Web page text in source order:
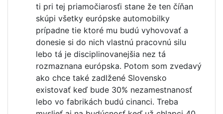
ti pri tej priamočiarosťi stane že ten číňan
skúpi všetky európske automobilky
prípadne tie ktoré mu budú vyhovovať a
donesie si do nich vlastnú pracovnú silu
lebo tá je disciplinovanejšia nez tá
rozmaznana európska. Potom som zvedavý
ako chce také zadlžené Slovensko
existovať keď bude 30% nezamestnanosť
lebo vo fabrikách budú cinanci. Treba